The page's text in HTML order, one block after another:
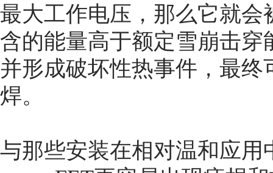
最大工作电压，那么它就
含的能量高于额定雪崩击
并形成破坏性热事件，最
焊。
与那些安装在相对温和应